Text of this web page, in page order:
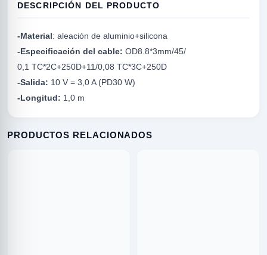
DESCRIPCIÓN DEL PRODUCTO
-Material: aleación de aluminio+silicona
-Especificación del cable: OD8.8*3mm/45/
0,1 TC*2C+250D+11/0,08 TC*3C+250D
-Salida: 10 V = 3,0 A (PD30 W)
-Longitud: 1,0 m
PRODUCTOS RELACIONADOS